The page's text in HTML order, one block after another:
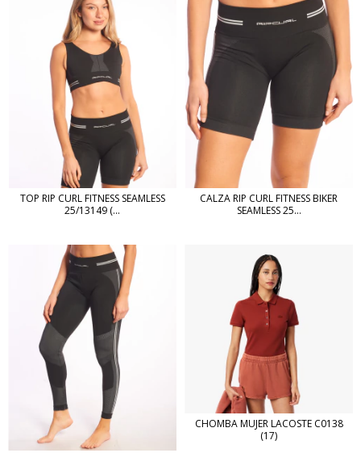
TOP RIP CURL FITNESS SEAMLESS
25/13149 (...
CALZA RIP CURL FITNESS BIKER
SEAMLESS 25...
CHOMBA MUJER LACOSTE C0138
(17)